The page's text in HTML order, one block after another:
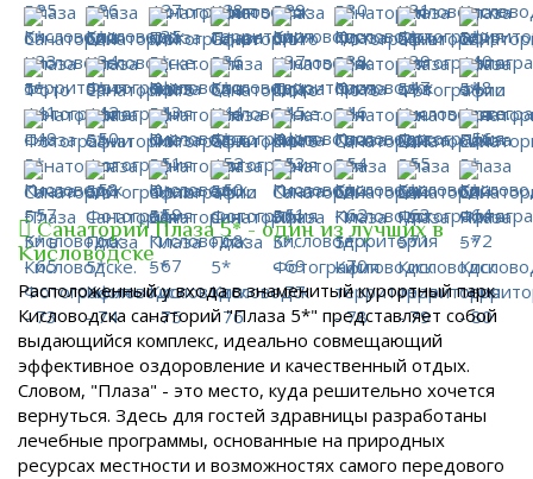
Санаторий Плаза 5* - один из лучших в
Кисловодске
Расположенный у входа в знаменитый курортный парк
Кисловодска санаторий "Плаза 5*" представляет собой
выдающийся комплекс, идеально совмещающий
эффективное оздоровление и качественный отдых.
Словом, "Плаза" - это место, куда решительно хочется
вернуться. Здесь для гостей здравницы разработаны
лечебные программы, основанные на природных
ресурсах местности и возможностях самого передового